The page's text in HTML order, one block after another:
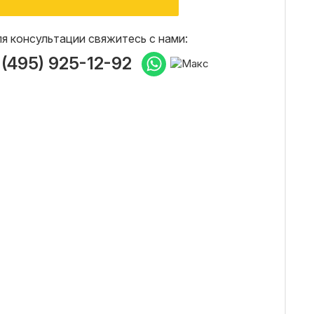
консультации свяжитесь с нами:
925-12-92